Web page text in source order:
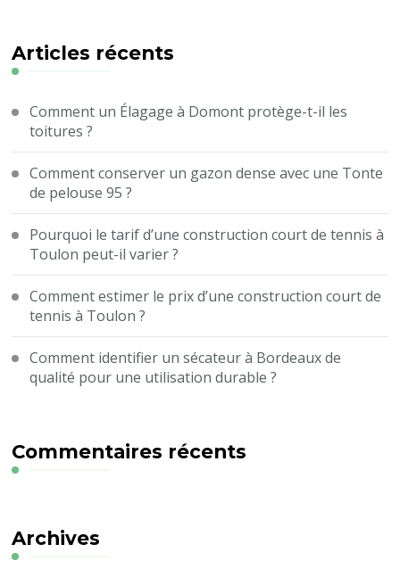
?
Articles récents
Comment un Élagage à Domont protège-t-il les
toitures ?
Comment conserver un gazon dense avec une Tonte
de pelouse 95 ?
Pourquoi le tarif d’une construction court de tennis à
Toulon peut-il varier ?
Comment estimer le prix d’une construction court de
tennis à Toulon ?
Comment identifier un sécateur à Bordeaux de
qualité pour une utilisation durable ?
Commentaires récents
Archives